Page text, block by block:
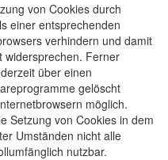
von Cookies durch
einer entsprechenden
verhindern und damit
widersprechen. Ferner
über einen
gelöscht
möglich.
Setzung von Cookies in dem
Umständen nicht alle
nutzbar.